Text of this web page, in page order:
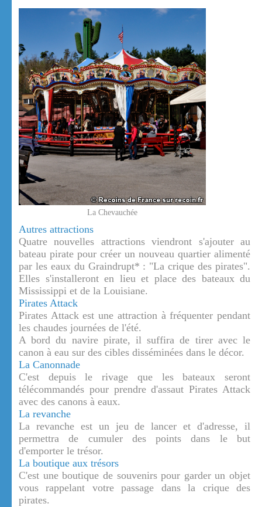
La Chevauchée
Autres attractions
Quatre nouvelles attractions viendront s'ajouter au
bateau pirate pour créer un nouveau quartier alimenté
par les eaux du Graindrupt* : "La crique des pirates".
Elles s'installeront en lieu et place des bateaux du
Mississippi et de la Louisiane.
Pirates Attack
Pirates Attack est une attraction à fréquenter pendant
les chaudes journées de l'été.
A bord du navire pirate, il suffira de tirer avec le
canon à eau sur des cibles disséminées dans le décor.
La Canonnade
C'est depuis le rivage que les bateaux seront
télécommandés pour prendre d'assaut Pirates Attack
avec des canons à eaux.
La revanche
La revanche est un jeu de lancer et d'adresse, il
permettra de cumuler des points dans le but
d'emporter le trésor.
La boutique aux trésors
C'est une boutique de souvenirs pour garder un objet
vous rappelant votre passage dans la crique des
pirates.